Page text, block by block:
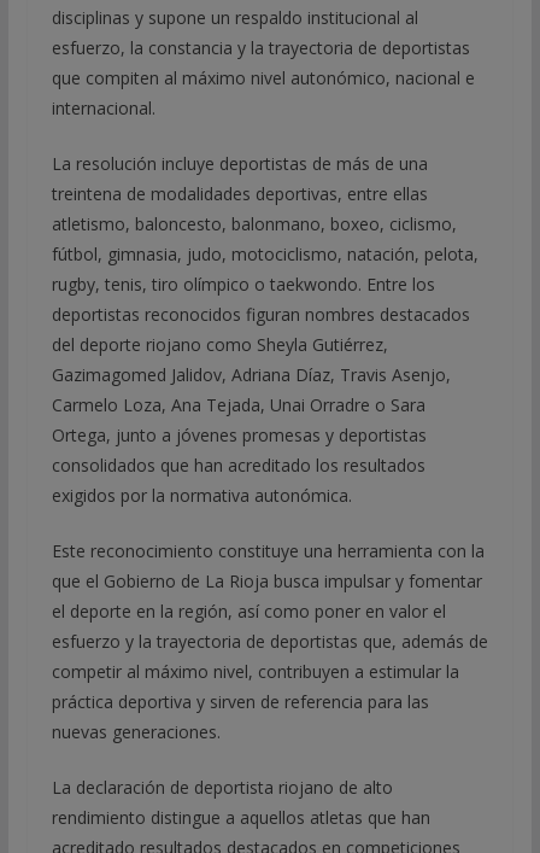
disciplinas y supone un respaldo institucional al
esfuerzo, la constancia y la trayectoria de deportistas
que compiten al máximo nivel autonómico, nacional e
internacional.
La resolución incluye deportistas de más de una
treintena de modalidades deportivas, entre ellas
atletismo, baloncesto, balonmano, boxeo, ciclismo,
fútbol, gimnasia, judo, motociclismo, natación, pelota,
rugby, tenis, tiro olímpico o taekwondo. Entre los
deportistas reconocidos figuran nombres destacados
del deporte riojano como Sheyla Gutiérrez,
Gazimagomed Jalidov, Adriana Díaz, Travis Asenjo,
Carmelo Loza, Ana Tejada, Unai Orradre o Sara
Ortega, junto a jóvenes promesas y deportistas
consolidados que han acreditado los resultados
exigidos por la normativa autonómica.
Este reconocimiento constituye una herramienta con la
que el Gobierno de La Rioja busca impulsar y fomentar
el deporte en la región, así como poner en valor el
esfuerzo y la trayectoria de deportistas que, además de
competir al máximo nivel, contribuyen a estimular la
práctica deportiva y sirven de referencia para las
nuevas generaciones.
La declaración de deportista riojano de alto
rendimiento distingue a aquellos atletas que han
acreditado resultados destacados en competiciones